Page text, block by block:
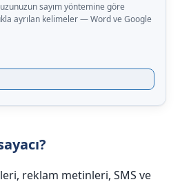
sayım yöntemine göre
ayrılan kelimeler — Word ve Google
reklam metinleri, SMS ve